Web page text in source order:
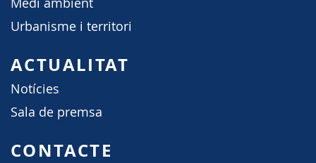
Urbanisme i territori
ACTUALITAT
Notícies
Sala de premsa
CONTACTE